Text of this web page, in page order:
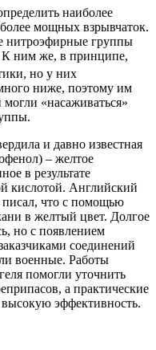
наиболее
мощных взрывчаток.
нитроэфирные группы
К ним же, в принципе,
но у них
ниже, поэтому им
«насаживаться»
и давно известная
– желтое
в результате
кислотой. Английский
что с помощью
в желтый цвет. Долгое
но с появлением
соединений
военные. Работы
помогли уточнить
а практические
эффективность.